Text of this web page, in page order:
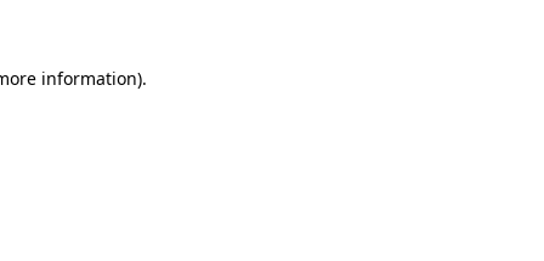
information).